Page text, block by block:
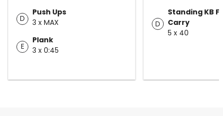
D
Push Ups
3 x MAX
E
Plank
3 x 0:45
D
Standing KB
Carry
5 x 40